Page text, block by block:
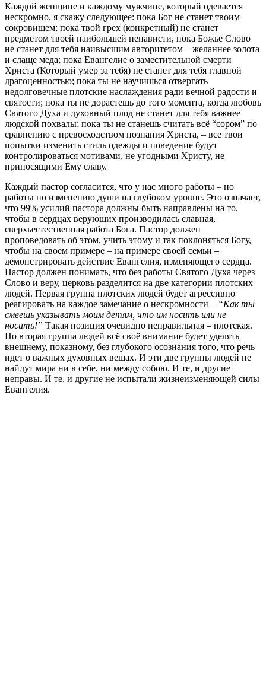
Каждой женщине и каждому мужчине, который одевается
нескромно, я скажу следующее: пока Бог не станет твоим
сокровищем; пока твой грех (конкретный) не станет
предметом твоей наибольшей ненависти, пока Божье Слово
не станет для тебя наивысшим авторитетом – желаннее золота
и слаще меда; пока Евангелие о заместительной смерти
Христа (Который умер за тебя) не станет для тебя главной
драгоценностью; пока ты не научишься отвергать
недолговечные плотские наслаждения ради вечной радости и
святости; пока ты не дорастешь до того момента, когда любовь
Святого Духа и духовный плод не станет для тебя важнее
людской похвалы; пока ты не станешь считать всё “сором” по
сравнению с превосходством познания Христа, – все твои
попытки изменить стиль одежды и поведение будут
контролироваться мотивами, не угодными Христу, не
приносящими Ему славу.
Каждый пастор согласится, что у нас много работы – но
работы по изменению души на глубоком уровне. Это означает,
что 99% усилий пастора должны быть направлены на то,
чтобы в сердцах верующих производилась славная,
сверхъестественная работа Бога. Пастор должен
проповедовать об этом, учить этому и так поклоняться Богу,
чтобы на своем примере – на примере своей семьи –
демонстрировать действие Евангелия, изменяющего сердца.
Пастор должен понимать, что без работы Святого Духа через
Слово и веру, церковь разделится на две категории плотских
людей. Первая группа плотских людей будет агрессивно
реагировать на каждое замечание о нескромности – “Как ты
смеешь указывать моим детям, что им носить или не
носить!” Такая позиция очевидно неправильная – плотская.
Но вторая группа людей всё своё внимание будет уделять
внешнему, показному, без глубокого осознания того, что речь
идет о важных духовных вещах. И эти две группы людей не
найдут мира ни в себе, ни между собою. И те, и другие
неправы. И те, и другие не испытали жизнеизменяющей силы
Евангелия.